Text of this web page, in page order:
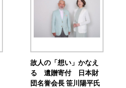
故人の「想い」かなえ
る 遺贈寄付 日本財
団名誉会長 笹川陽平氏